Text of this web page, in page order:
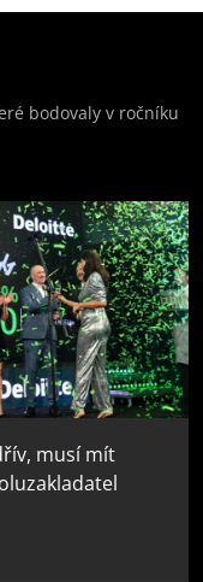
bodovaly v ročníku
musí mít